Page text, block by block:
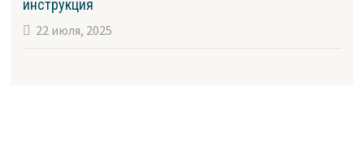
инструкция
22 июля, 2025